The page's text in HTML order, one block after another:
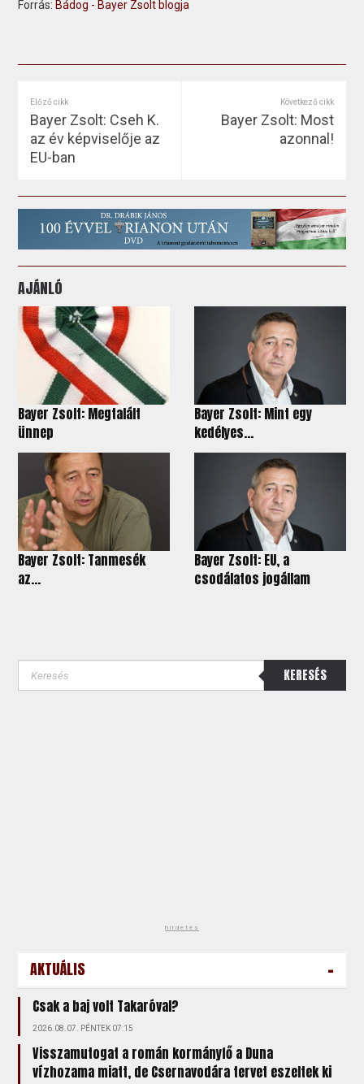
Forrás: Bádog - Bayer Zsolt blogja
Előző cikk
Bayer Zsolt: Cseh K.
az év képviselője az
EU-ban
Következő cikk
Bayer Zsolt: Most
azonnal!
AJÁNLÓ
Bayer Zsolt: Megtalált
ünnep
Bayer Zsolt: Mint egy
kedélyes...
Bayer Zsolt: Tanmesék
az...
Bayer Zsolt: EU, a
csodálatos jogállam
KERESÉS
hirdetés
AKTUÁLIS -
Csak a baj volt Takaróval?
2026.08.07. PÉNTEK 07:15
Visszamutogat a román kormányfő a Duna
vízhozama miatt, de Csernavodára tervet eszeltek ki